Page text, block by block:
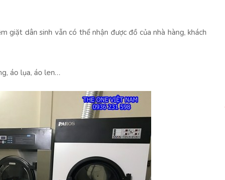
giặt dân sinh vẫn có thể nhận được đồ của nhà hàng, khách
áo lụa, áo len…